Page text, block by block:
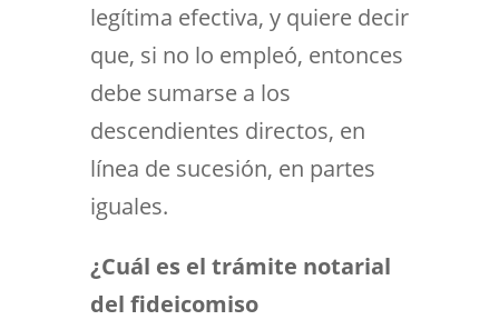
legítima efectiva, y quiere decir
que, si no lo empleó, entonces
debe sumarse a los
descendientes directos, en
línea de sucesión, en partes
iguales.
¿Cuál es el trámite notarial
del fideicomiso